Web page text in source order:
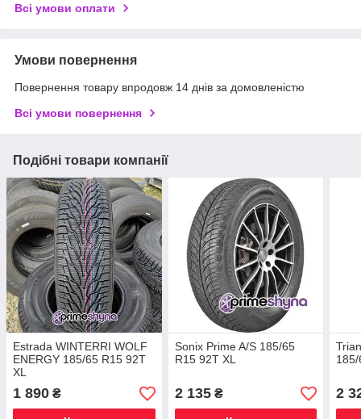
Всі умови оплати
Умови повернення
Повернення товару впродовж 14 днів за домовленістю
Всі умови повернення
Подібні товари компанії
Estrada WINTERRI WOLF
ENERGY 185/65 R15 92T
XL
1 890 ₴
Sonix Prime A/S 185/65
R15 92T XL
2 135₴ 2